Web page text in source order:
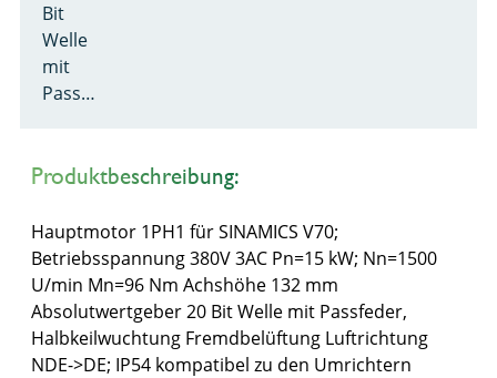
Bit
Welle
mit
Pass…
Produktbeschreibung:
Hauptmotor 1PH1 für SINAMICS V70;
Betriebsspannung 380V 3AC Pn=15 kW; Nn=1500
U/min Mn=96 Nm Achshöhe 132 mm
Absolutwertgeber 20 Bit Welle mit Passfeder,
Halbkeilwuchtung Fremdbelüftung Luftrichtung
NDE->DE; IP54 kompatibel zu den Umrichtern